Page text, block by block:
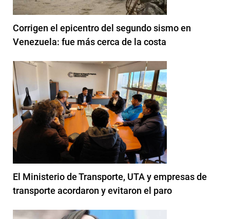
Corrigen el epicentro del segundo sismo en
Venezuela: fue más cerca de la costa
El Ministerio de Transporte, UTA y empresas de
transporte acordaron y evitaron el paro